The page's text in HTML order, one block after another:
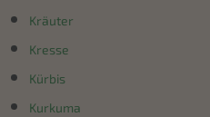
Kräuter
Kresse
Kürbis
Kurkuma